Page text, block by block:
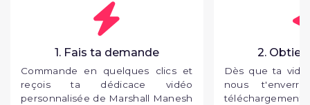
1. Fais ta demande
Commande en quelques clics et
reçois ta dédicace vidéo
personnalisée de Marshall Manesh
2.
Dès que ta
nous
téléchargement